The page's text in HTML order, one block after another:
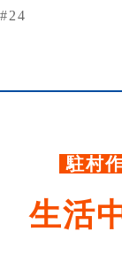
駐村
生活